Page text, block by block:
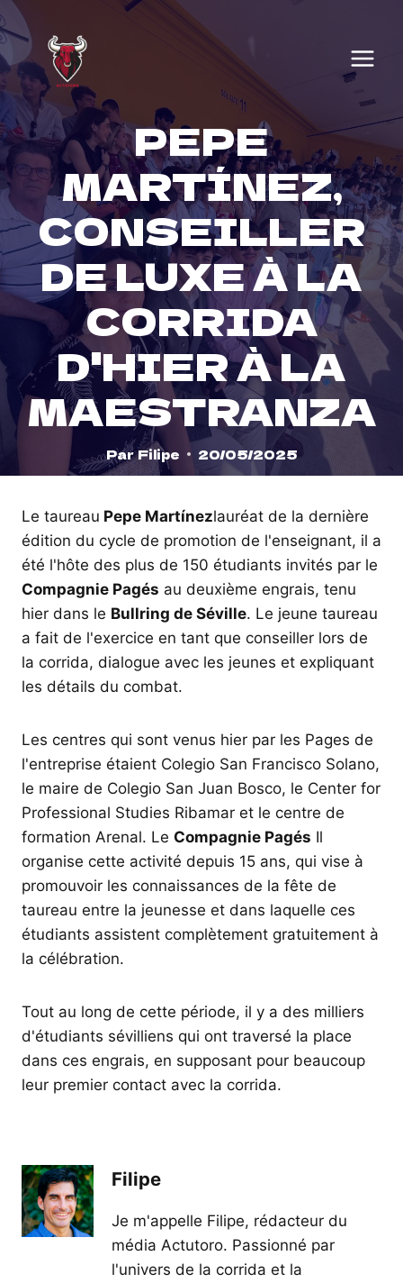
Skip
to
content
PEPE
MARTÍNEZ,
CONSEILLER
DE LUXE À LA
CORRIDA
D'HIER À LA
MAESTRANZA
ParFilipe 20/05/2025
Le taureau Pepe Martínezlauréat de la dernière
édition du cycle de promotion de l'enseignant, il a
été l'hôte des plus de 150 étudiants invités par le
Compagnie Pagés au deuxième engrais, tenu
hier dans le Bullring de Séville. Le jeune taureau
a fait de l'exercice en tant que conseiller lors de
la corrida, dialogue avec les jeunes et expliquant
les détails du combat.
Les centres qui sont venus hier par les Pages de
l'entreprise étaient Colegio San Francisco Solano,
le maire de Colegio San Juan Bosco, le Center for
Professional Studies Ribamar et le centre de
formation Arenal. Le Compagnie Pagés Il
organise cette activité depuis 15 ans, qui vise à
promouvoir les connaissances de la fête de
taureau entre la jeunesse et dans laquelle ces
étudiants assistent complètement gratuitement à
la célébration.
Tout au long de cette période, il y a des milliers
d'étudiants sévilliens qui ont traversé la place
dans ces engrais, en supposant pour beaucoup
leur premier contact avec la corrida.
Filipe
Je m'appelle Filipe, rédacteur du
média Actutoro. Passionné par
l'univers de la corrida et la